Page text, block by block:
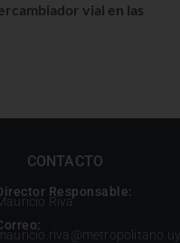
vial en las
CONTACTO
Responsable:
Riva